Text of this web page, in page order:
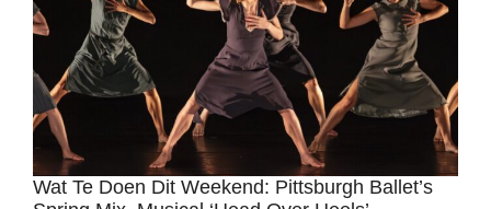
Wat Te Doen Dit Weekend: Pittsburgh Ballet’s